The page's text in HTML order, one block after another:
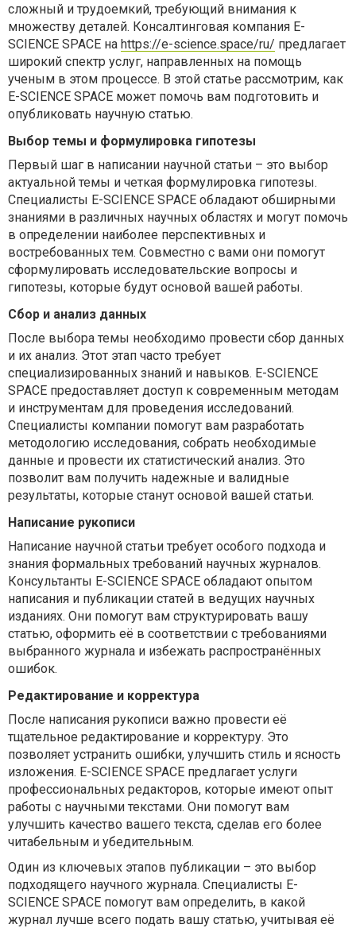
сложный и трудоемкий, требующий внимания к
множеству деталей. Консалтинговая компания E-
SCIENCE SPACE на https://e-science.space/ru/ предлагает
широкий спектр услуг, направленных на помощь
ученым в этом процессе. В этой статье рассмотрим, как
E-SCIENCE SPACE может помочь вам подготовить и
опубликовать научную статью.
Выбор темы и формулировка гипотезы
Первый шаг в написании научной статьи – это выбор
актуальной темы и четкая формулировка гипотезы.
Специалисты E-SCIENCE SPACE обладают обширными
знаниями в различных научных областях и могут помочь
в определении наиболее перспективных и
востребованных тем. Совместно с вами они помогут
сформулировать исследовательские вопросы и
гипотезы, которые будут основой вашей работы.
Сбор и анализ данных
После выбора темы необходимо провести сбор данных
и их анализ. Этот этап часто требует
специализированных знаний и навыков. E-SCIENCE
SPACE предоставляет доступ к современным методам
и инструментам для проведения исследований.
Специалисты компании помогут вам разработать
методологию исследования, собрать необходимые
данные и провести их статистический анализ. Это
позволит вам получить надежные и валидные
результаты, которые станут основой вашей статьи.
Написание рукописи
Написание научной статьи требует особого подхода и
знания формальных требований научных журналов.
Консультанты E-SCIENCE SPACE обладают опытом
написания и публикации статей в ведущих научных
изданиях. Они помогут вам структурировать вашу
статью, оформить её в соответствии с требованиями
выбранного журнала и избежать распространённых
ошибок.
Редактирование и корректура
После написания рукописи важно провести её
тщательное редактирование и корректуру. Это
позволяет устранить ошибки, улучшить стиль и ясность
изложения. E-SCIENCE SPACE предлагает услуги
профессиональных редакторов, которые имеют опыт
работы с научными текстами. Они помогут вам
улучшить качество вашего текста, сделав его более
читабельным и убедительным.
Один из ключевых этапов публикации – это выбор
подходящего научного журнала. Специалисты E-
SCIENCE SPACE помогут вам определить, в какой
журнал лучше всего подать вашу статью, учитывая её